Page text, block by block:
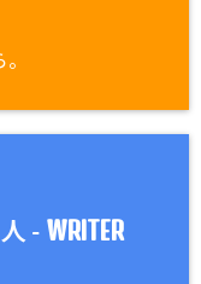
- WRITER